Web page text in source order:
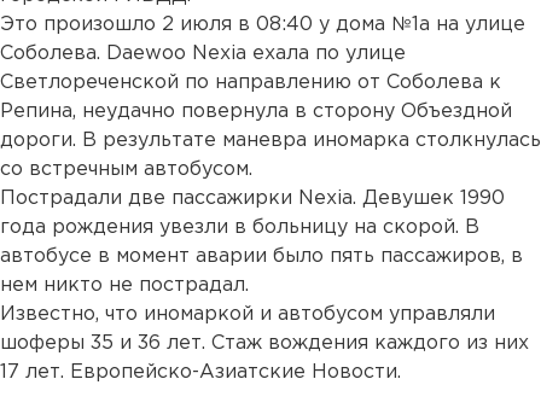
Это произошло 2 июля в 08:40 у дома №1а на улице
Соболева. Daewoo Nexia ехала по улице
Светлореченской по направлению от Соболева к
Репина, неудачно повернула в сторону Объездной
дороги. В результате маневра иномарка столкнулась
со встречным автобусом.
Пострадали две пассажирки Nexia. Девушек 1990
года рождения увезли в больницу на скорой. В
автобусе в момент аварии было пять пассажиров, в
нем никто не пострадал.
Известно, что иномаркой и автобусом управляли
шоферы 35 и 36 лет. Стаж вождения каждого из них
17 лет. Европейско-Азиатские Новости.